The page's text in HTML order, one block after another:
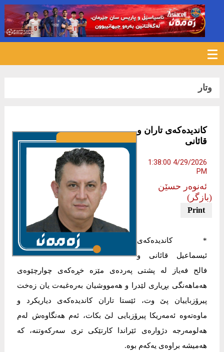
وتار
کاندیدەکەى تاران و
قائانى
4/29/2026 1:38:00
PM
ئەنوەر حسێن
(بازگر)
* کاندیدەکەى
ئیسماعیل قائانى و
فالح فەیاز لە پشتى پەردەى مێزە خڕەکەى چوارچێوەى
هەماهەنگى بڕیارى لێدرا و هەمووشیان بەرەغبەت یان زەخت
پیرۆزباییان پێ وت، ئێستا تاران کاندیدەکەى دیاریکرد و
ماوەتەوە ئەمەریکا پیرۆزبایى لێ بکات، ئەم هەنگاوەش لەم
هەلومەرجە دژوارەى ئێراندا کارتێکى ترى سەرکەوتنە، کە
هەمیشە براوەى یەکەم بوە.